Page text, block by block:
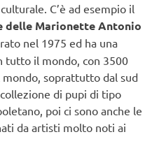
C’è ad esempio il
delle Marionette Antonio
nel 1975 ed ha una
tutto il mondo, con 3500
soprattutto dal sud
di pupi di tipo
poi ci sono anche le
da artisti molto noti ai